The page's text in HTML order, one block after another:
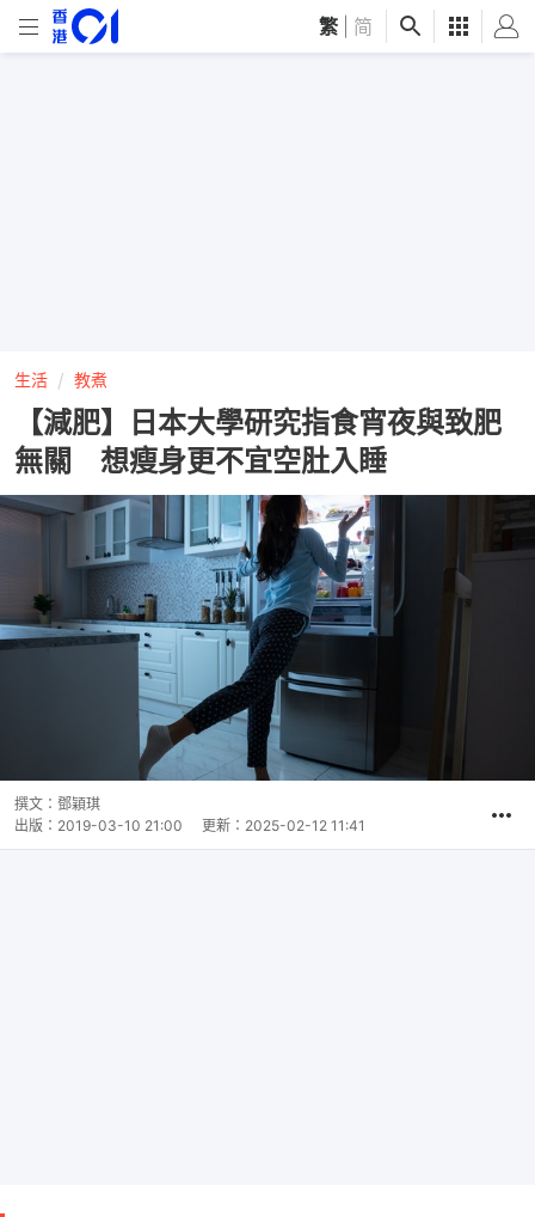
繁 简
生活 教煮
【減肥】日本大學研究指食宵夜與致肥
無關 想瘦身更不宜空肚入睡
撰文： 鄧穎琪
出版： 2019-03-10 21:00 更新： 2025-02-12 11:41